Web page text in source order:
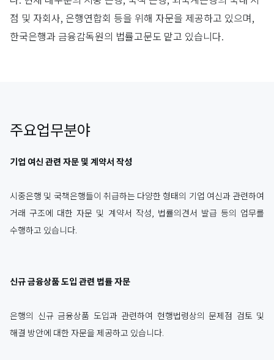
점 및 자회사, 은행연합회 등을 위해 자문을 제공하고 있으며,
한국은행과 금융감독원의 법률고문도 맡고 있습니다.
주요업무분야
기업 여신 관련 자문 및 계약서 작성
시중은행 및 국책은행들이 취급하는 다양한 형태의 기업 여신과 관련하여
거래 구조에 대한 자문 및 계약서 작성, 법률의견서 발급 등의 업무를
수행하고 있습니다.
신규 금융상품 도입 관련 법률 자문
은행의 신규 금융상품 도입과 관련하여 현행법령상의 문제점 검토 및
해결 방안에 대한 자문을 제공하고 있습니다.